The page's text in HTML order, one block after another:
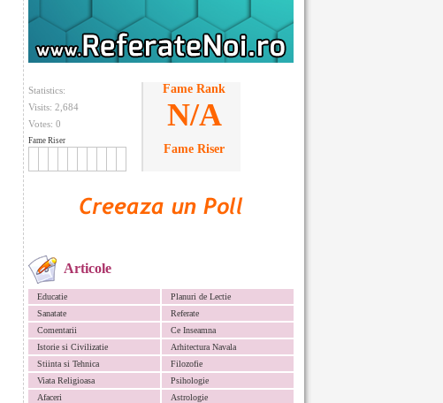
Statistics:
Visits: 2,684
Votes: 0
Fame Riser
Fame Rank
N/A
Fame Riser
Articole
Educatie
Planuri de Lectie
Sanatate
Referate
Comentarii
Ce Inseamna
Istorie si Civilizatie
Arhitectura Navala
Stiinta si Tehnica
Filozofie
Viata Religioasa
Psihologie
Afaceri
Astrologie